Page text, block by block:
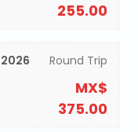
255.00
Round Trip
MX$
375.00